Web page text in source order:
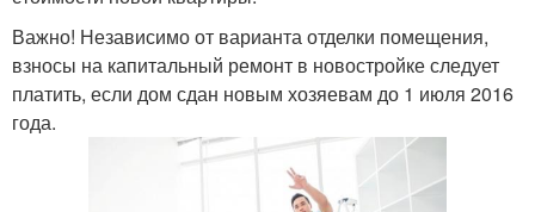
Важно! Независимо от варианта отделки помещения,
взносы на капитальный ремонт в новостройке следует
платить, если дом сдан новым хозяевам до 1 июля 2016
года.